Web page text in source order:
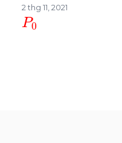
2 thg 11, 2021
P0